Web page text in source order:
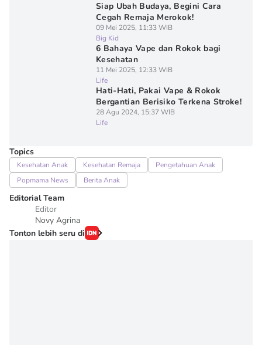
Siap Ubah Budaya, Begini Cara
Cegah Remaja Merokok!
09 Mei 2025, 11:33 WIB
Big Kid
6 Bahaya Vape dan Rokok bagi
Kesehatan
11 Mei 2025, 12:33 WIB
Life
Hati-Hati, Pakai Vape & Rokok
Bergantian Berisiko Terkena Stroke!
28 Agu 2024, 15:37 WIB
Life
Topics
Kesehatan Anak Kesehatan Remaja
Pengetahuan Anak
Popmama News
Berita Anak
Editorial Team
Editor
Novy Agrina
Tonton lebih seru di